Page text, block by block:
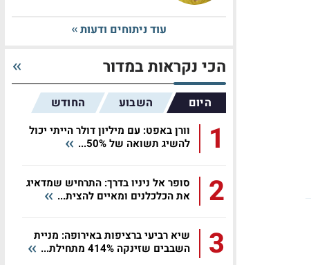
עוד ניתוחים ודעות
הכי נקראות במדור
היום השבוע החודש
1
וורן באפט: עם מיליון דולר הייתי יכול
להשיג תשואה של 50%...
2
סופר אל ניניו בדרך: התרחיש שמדאיג
את הכלכלנים ומאיים להצית...
3
שיא רביעי ברציפות באירופה: מניית
השבבים שזינקה 414% מתחילת...